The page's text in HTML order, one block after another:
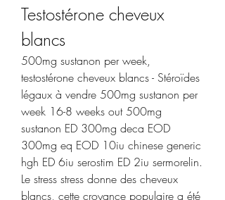
Testostérone cheveux
blancs
500mg sustanon per week,
testostérone cheveux blancs - Stéroïdes
légaux à vendre 500mg sustanon per
week 16-8 weeks out 500mg
sustanon ED 300mg deca EOD
300mg eq EOD 10iu chinese generic
hgh ED 6iu serostim ED 2iu sermorelin.
Le stress stress donne des cheveux
blancs, cette croyance populaire a été